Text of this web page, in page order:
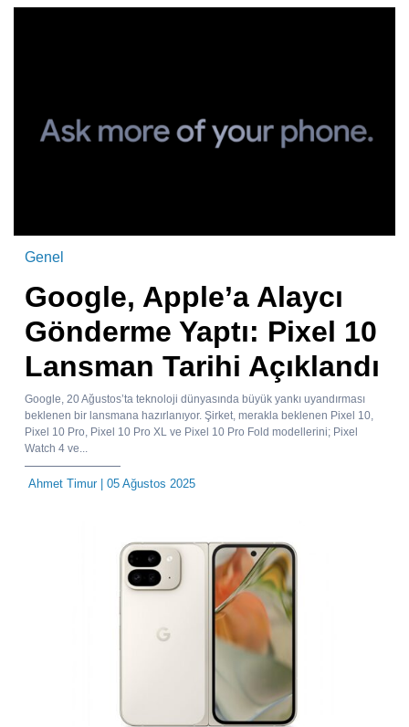
Genel
Google, Apple’a Alaycı
Gönderme Yaptı: Pixel 10
Lansman Tarihi Açıklandı
Google, 20 Ağustos’ta teknoloji dünyasında büyük yankı uyandırması
beklenen bir lansmana hazırlanıyor. Şirket, merakla beklenen Pixel 10,
Pixel 10 Pro, Pixel 10 Pro XL ve Pixel 10 Pro Fold modellerini; Pixel
Watch 4 ve...
Ahmet Timur| 05 Ağustos 2025